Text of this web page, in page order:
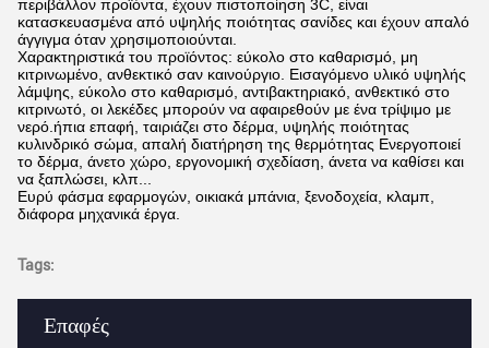
Επαφές
περιβάλλον προϊόντα, έχουν πιστοποίηση 3C, είναι
κατασκευασμένα από υψηλής ποιότητας σανίδες και έχουν απαλό
άγγιγμα όταν χρησιμοποιούνται.
Χαρακτηριστικά του προϊόντος: εύκολο στο καθαρισμό, μη
κιτρινωμένο, ανθεκτικό σαν καινούργιο. Εισαγόμενο υλικό υψηλής
λάμψης, εύκολο στο καθαρισμό, αντιβακτηριακό, ανθεκτικό στο
κιτρινωτό, οι λεκέδες μπορούν να αφαιρεθούν με ένα τρίψιμο με
νερό.ήπια επαφή, ταιριάζει στο δέρμα, υψηλής ποιότητας
κυλινδρικό σώμα, απαλή διατήρηση της θερμότητας Ενεργοποιεί
το δέρμα, άνετο χώρο, εργονομική σχεδίαση, άνετα να καθίσει και
να ξαπλώσει, κλπ...
Ευρύ φάσμα εφαρμογών, οικιακά μπάνια, ξενοδοχεία, κλαμπ,
διάφορα μηχανικά έργα.
Tags: